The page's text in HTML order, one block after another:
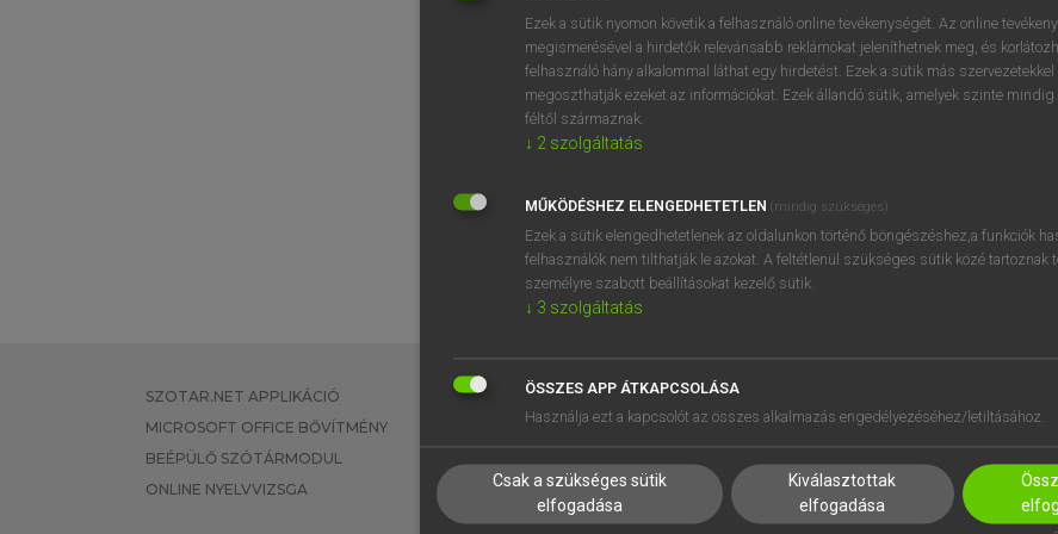
BELÉPÉS
próbaverziójának
regisztrálok és
REGISZTRÁCIÓ
SZOTAR.NET APPLIKÁCIÓ
MICROSOFT OFFICE BŐVÍTMÉNY
BEÉPÜLŐ SZÓTÁRMODUL
ONLINE NYELVVIZSGA
EGYÉNI FELHASZNÁLÓKNAK
TANULÓKNAK
VÁLLALATI MEGOLDÁSOK
SÚGÓ
RÓLUNK
SÜTI BEÁLLÍTÁSOK
Ezek a sütik nyomon követik a felhasználó online tevékenységét. Az online
megismerésével a hirdetők relevánsabb reklámokat jeleníthetnek meg, és
felhasználó hány alkalommal láthat egy hirdetést. Ezek a sütik más
megoszthatják ezeket az információkat. Ezek állandó sütik, amelyek szinte
féltől származnak.
↓ 2 szolgáltatás
MŰKÖDÉSHEZ ELENGEDHETETLEN (mindig szükséges)
Ezek a sütik elengedhetetlenek az oldalunkon történő böngészéshez,a funkciók
felhasználók nem tilthatják le azokat. A feltétlenül szükséges sütik közé tartoznak
személyre szabott beállításokat kezelő sütik.
↓ 3 szolgáltatás
ÖSSZES APP ÁTKAPCSOLÁSA
Használja ezt a kapcsolót az összes alkalmazás engedélyezéséhez/letiltásához.
Csak a szükséges sütik
elfogadása
Kiválasztottak
elfogadása